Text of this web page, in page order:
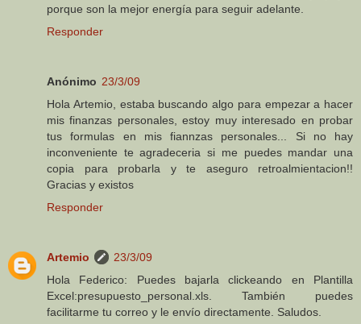
porque son la mejor energía para seguir adelante.
Responder
Anónimo 23/3/09
Hola Artemio, estaba buscando algo para empezar a hacer
mis finanzas personales, estoy muy interesado en probar
tus formulas en mis fiannzas personales... Si no hay
inconveniente te agradeceria si me puedes mandar una
copia para probarla y te aseguro retroalmientacion!!
Gracias y existos
Responder
Artemio
23/3/09
Hola Federico: Puedes bajarla clickeando en Plantilla
Excel:presupuesto_personal.xls. También puedes
facilitarme tu correo y le envío directamente. Saludos.